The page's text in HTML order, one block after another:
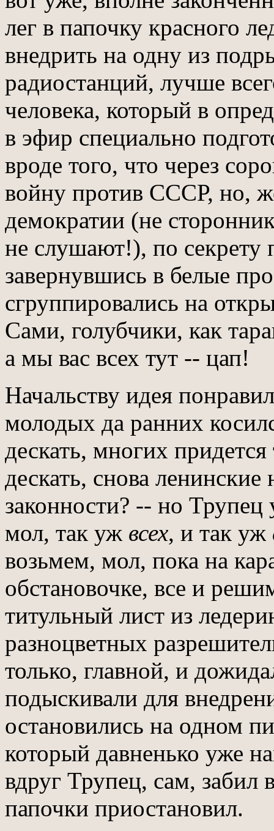
лег в папочку красного
внедрить на одну из
радиостанций, лучше
человека, который в
в эфир специально
вроде того, что через
войну против СССР, но,
демократии (не
не слушают!), по секрету
завернувшись в белые
сгруппировались на
Сами, голубчики, как
а мы вас всех тут -- цап!
Начальству идея
молодых да ранних
дескать, многих
дескать, снова
законности? -- но Трупец
мол, так уж всех, и так уж
возьмем, мол, пока на
обстановочке, все и
титульный лист из
разноцветных
только, главной, и
подыскивали для
остановились на одном
который давненько уже
вдруг Трупец, сам, забил
папочки приостановил.